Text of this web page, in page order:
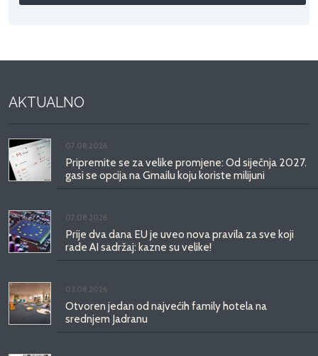
AKTUALNO
07.08.2026.
Pripremite se za velike promjene: Od siječnja 2027.
gasi se opcija na Gmailu koju koriste milijuni
07.08.2026.
Prije dva dana EU je uveo nova pravila za sve koji
rade AI sadržaj: kazne su velike!
03.08.2026.
Otvoren jedan od najvećih family hotela na
srednjem Jadranu